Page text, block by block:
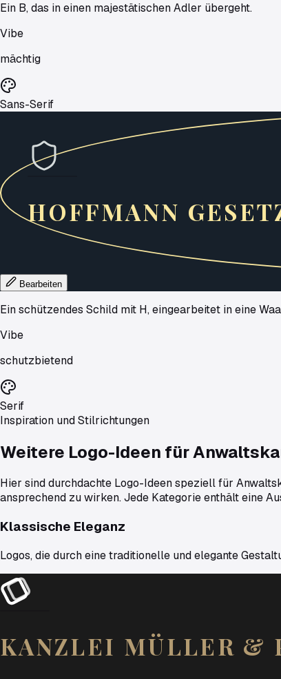
Ein B, das in einen majestätischen Adler übergeht.
Vibe
mächtig
Sans-Serif
HOFFMANN
Bearbeiten
Ein schützendes Schild mit H, eingearbeitet in eine
Vibe
schutzbietend
Serif
Inspiration und Stilrichtungen
Weitere Logo-Ideen für
Hier sind durchdachte Logo-Ideen speziell für
ansprechend zu wirken. Jede Kategorie enthält eine
Klassische Eleganz
Logos, die durch eine traditionelle und elegante
KANZLEI MÜLLER &